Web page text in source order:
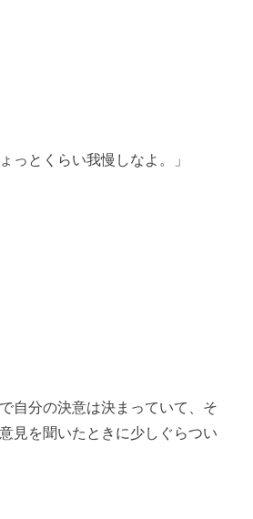
っとくらい我慢しなよ。」
自分の決意は決まっていて、そ
見を聞いたときに少しぐらつい